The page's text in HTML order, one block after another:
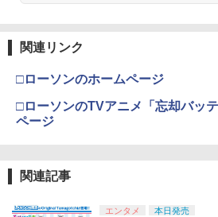
関連リンク
□ローソンのホームページ
□ローソンのTVアニメ「忘却バッ
ページ
関連記事
エンタメ 本日発売